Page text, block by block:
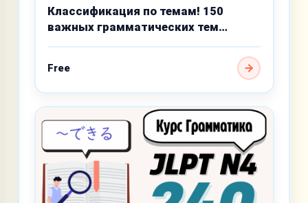
Классификация по темам! 150
важных грамматических тем
Free